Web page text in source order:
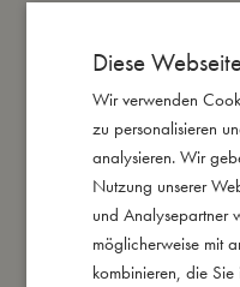
Daraus bin ich gemacht
So kannst Du mich pflegen
Meine Daten
Diese
Wir verwenden
zu personalisieren
analysieren. Wir
Nutzung unserer
und Analysepartner
möglicherweise mit
kombinieren, die